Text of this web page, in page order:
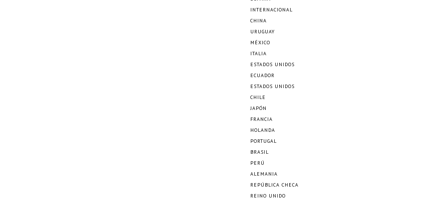
INTERNACIONAL
CHINA
URUGUAY
MÉXICO
ITALIA
ESTADOS UNIDOS
ECUADOR
ESTADOS UNIDOS
CHILE
JAPÓN
FRANCIA
HOLANDA
PORTUGAL
BRASIL
PERÚ
ALEMANIA
REPÚBLICA CHECA
REINO UNIDO